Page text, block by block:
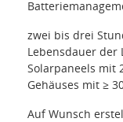
zwei bis drei
Lebensdauer der
Solarpaneels mit
Gehäuses mit ≥
Auf Wunsch